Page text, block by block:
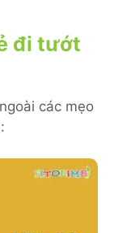
đi tướt
các mẹo